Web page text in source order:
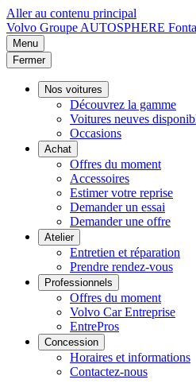
Aller au contenu principal
Volvo Groupe AUTOSPHERE
Menu
Fermer
Nos voitures
Découvrez la gamme
Voitures neuves
Occasions
Achat
Offres du moment
Accessoires
Estimer votre reprise
Demander un essai
Demander une offre
Atelier
Entretien et réparation
Prendre rendez-vous
Professionnels
Offres du moment
Volvo Car Entreprise
EntrePros
Concession
Horaires et informations
Contactez-nous